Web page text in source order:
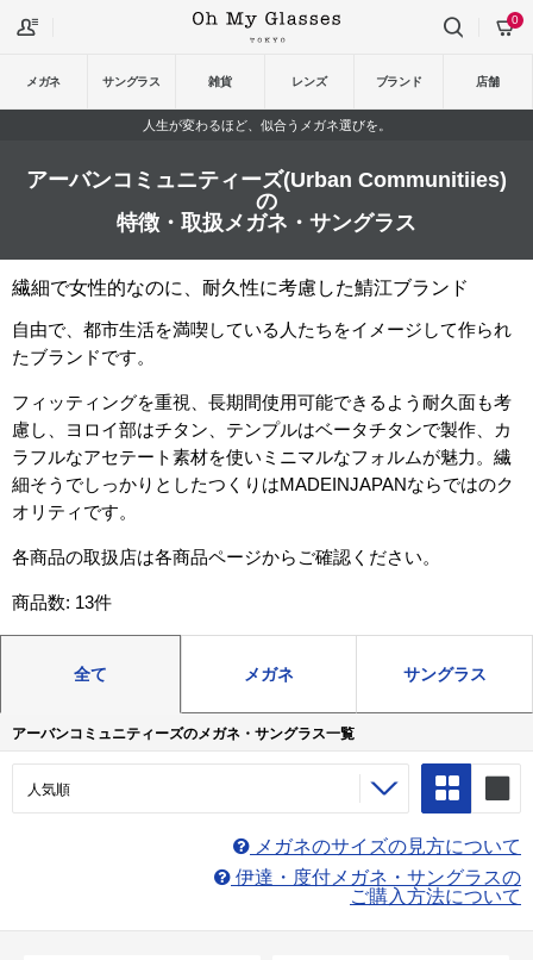
メガネ サングラス 雑貨 レンズ ブランド 店舗
0
人生が変わるほど、似合うメガネ選びを。
アーバンコミュニティーズ(Urban Communitiies)
の
特徴・取扱メガネ・サングラス
繊細で女性的なのに、耐久性に考慮した鯖江ブランド
自由で、都市生活を満喫している人たちをイメージして作られ
たブランドです。
フィッティングを重視、長期間使用可能できるよう耐久面も考
慮し、ヨロイ部はチタン、テンプルはベータチタンで製作、カ
ラフルなアセテート素材を使いミニマルなフォルムが魅力。繊
細そうでしっかりとしたつくりはMADEINJAPANならではのク
オリティです。
各商品の取扱店は各商品ページからご確認ください。
商品数: 13件
全て メガネ サングラス
アーバンコミュニティーズのメガネ・サングラス一覧
メガネのサイズの見方について
伊達・度付メガネ・サングラスの
ご購入方法について